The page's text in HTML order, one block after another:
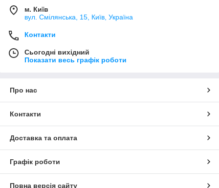
м. Київ
вул. Смілянська, 15, Київ, Україна
Контакти
Сьогодні вихідний
Показати весь графік роботи
Про нас
Контакти
Доставка та оплата
Графік роботи
Повна версія сайту